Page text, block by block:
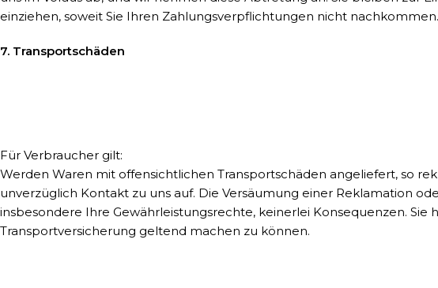
einziehen, soweit Sie Ihren Zahlungsverpflichtungen nicht nachkommen.
7. Transportschäden
Für Verbraucher gilt:
Werden Waren mit offensichtlichen Transportschäden angeliefert, so
unverzüglich Kontakt zu uns auf. Die Versäumung einer Reklamation
insbesondere Ihre Gewährleistungsrechte, keinerlei Konsequenzen.
Transportversicherung geltend machen zu können.